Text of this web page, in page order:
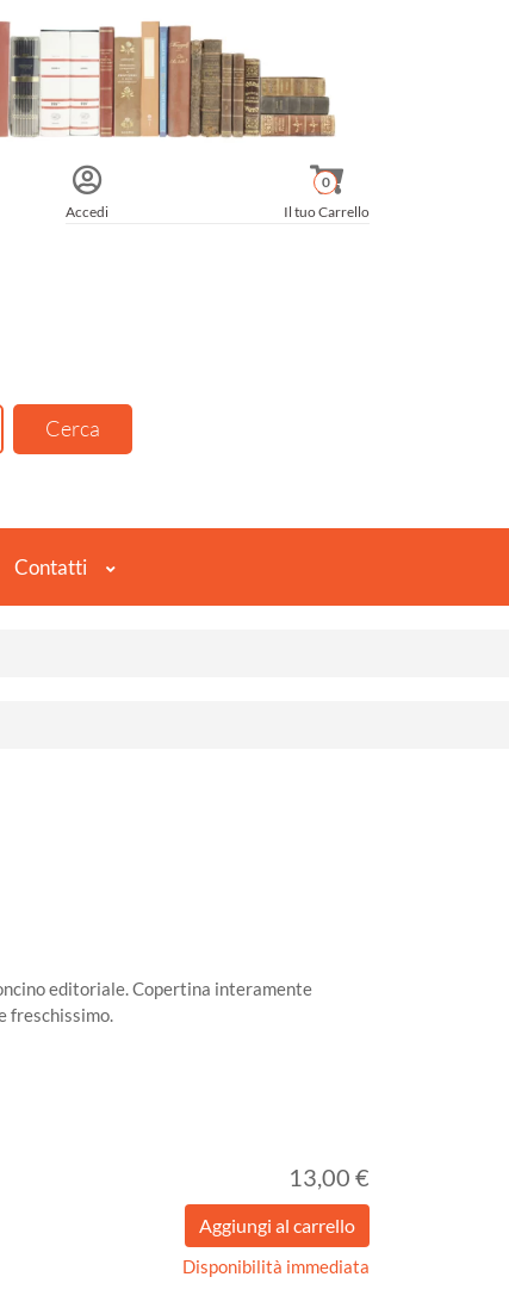
Accedi Il tuo Carrello
0
Contatti
editoriale. Copertina interamente
freschissimo.
13,00 €
Disponibilità immediata